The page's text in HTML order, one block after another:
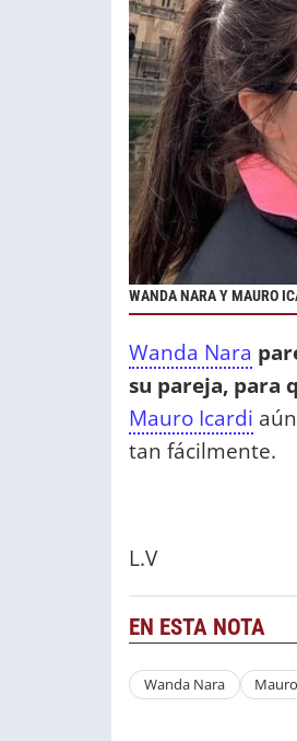
WANDA NARA Y MAURO
Wanda Nara
su pareja, para
Mauro Icardi
tan fácilmente.
L.V
EN ESTA NOTA
Wanda Nara